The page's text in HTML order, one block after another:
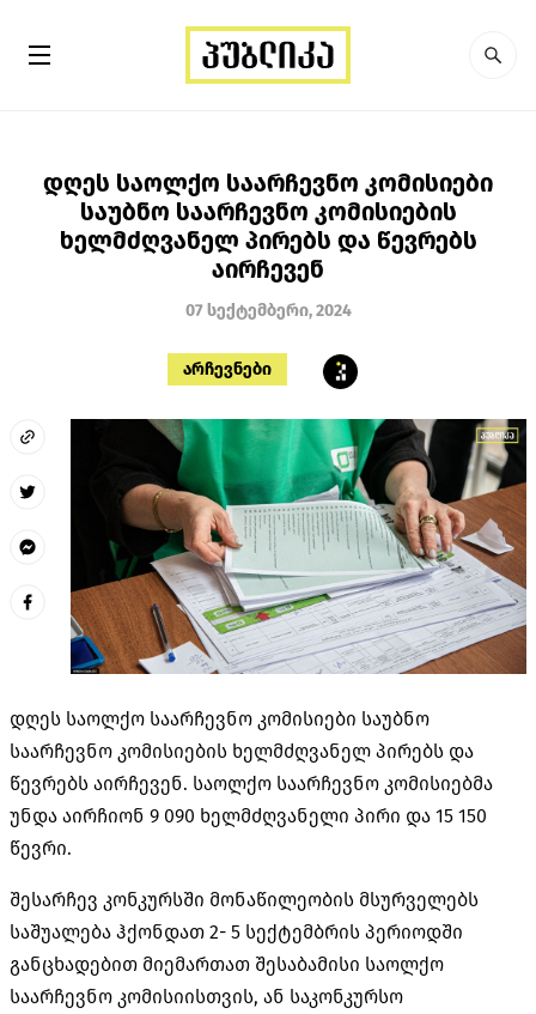
დღეს საოლქო საარჩევნო კომისიები
საუბნო საარჩევნო კომისიების
ხელმძღვანელ პირებს და წევრებს
აირჩევენ
07 სექტემბერი, 2024
არჩევნები
დღეს საოლქო საარჩევნო კომისიები საუბნო
საარჩევნო კომისიების ხელმძღვანელ პირებს და
წევრებს აირჩევენ. საოლქო საარჩევნო კომისიებმა
უნდა აირჩიონ 9 090 ხელმძღვანელი პირი და 15 150
წევრი.
შესარჩევ კონკურსში მონაწილეობის მსურველებს
საშუალება ჰქონდათ 2- 5 სექტემბრის პერიოდში
განცხადებით მიემართათ შესაბამისი საოლქო
საარჩევნო კომისიისთვის, ან საკონკურსო